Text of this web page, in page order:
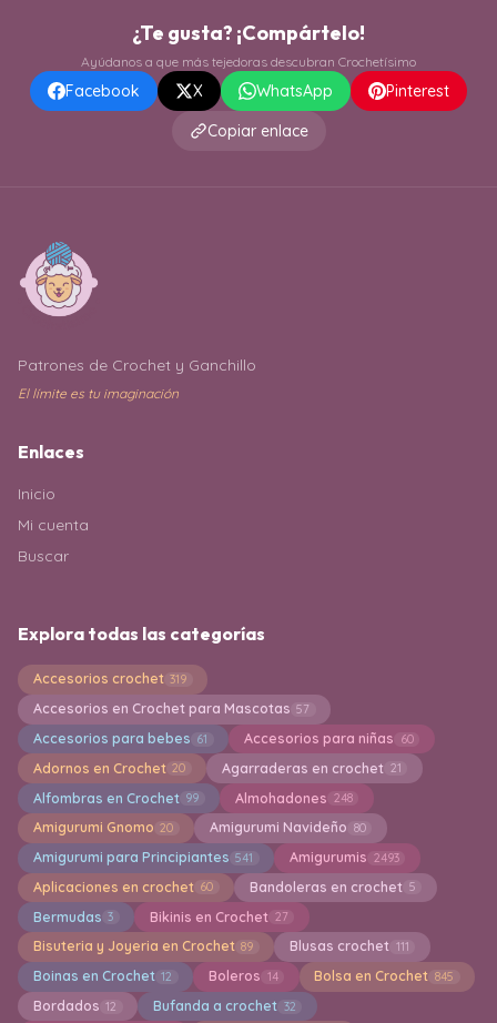
¿Te gusta? ¡Compártelo!
Ayúdanos a que más tejedoras descubran Crochetísimo
Facebook X WhatsApp
Pinterest
Copiar enlace
Patrones de Crochet y Ganchillo
El límite es tu imaginación
Enlaces
Inicio
Mi cuenta
Buscar
Explora todas las categorías
Accesorios crochet 319
Accesorios en Crochet para Mascotas 57
Accesorios para bebes 61 Accesorios para niñas 60
Adornos en Crochet 20 Agarraderas en crochet 21
Alfombras en Crochet 99 Almohadones 248
Amigurumi Gnomo 20 Amigurumi Navideño 80
Amigurumi para Principiantes 541 Amigurumis 2493
Aplicaciones en crochet 60 Bandoleras en crochet 5
Bermudas 3 Bikinis en Crochet 27
Bisuteria y Joyeria en Crochet 89 Blusas crochet 111
Boinas en Crochet 12 Boleros 14 Bolsa en Crochet 845
Bordados 12 Bufanda a crochet 32